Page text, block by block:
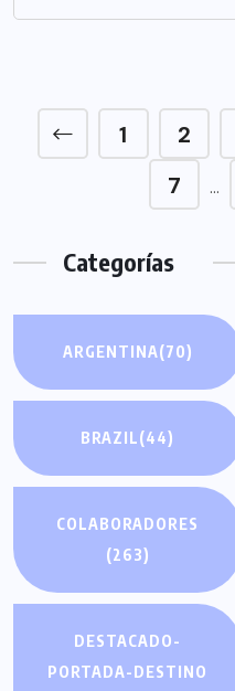
1 2
7
…
Categorías
ARGENTINA(70)
BRAZIL(44)
COLABORADORES
(263)
DESTACADO-
PORTADA-DESTINO